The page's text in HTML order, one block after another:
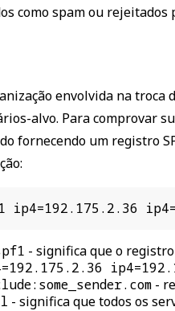
como spam ou rejeitados
envolvida na
alvo. Para comprovar
fornecendo um registro
ip4=192.175.2.36
- significa que o registro
-
- significa que todos os